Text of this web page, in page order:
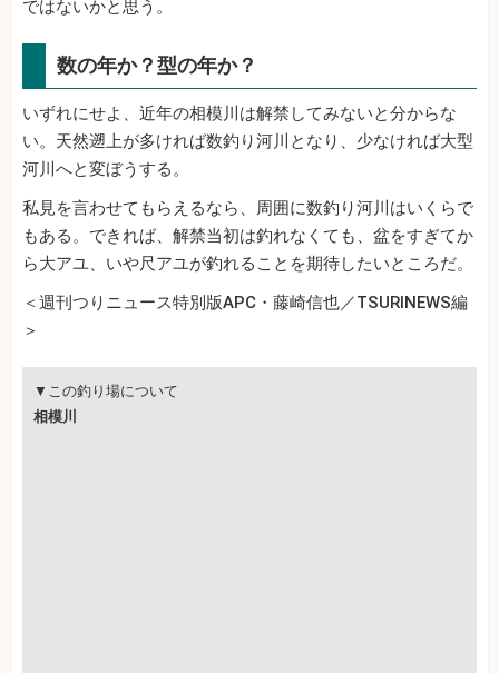
ではないかと思う。
数の年か？型の年か？
いずれにせよ、近年の相模川は解禁してみないと分からな
い。天然遡上が多ければ数釣り河川となり、少なければ大型
河川へと変ぼうする。
私見を言わせてもらえるなら、周囲に数釣り河川はいくらで
もある。できれば、解禁当初は釣れなくても、盆をすぎてか
ら大アユ、いや尺アユが釣れることを期待したいところだ。
＜週刊つりニュース特別版APC・藤崎信也／TSURINEWS編
＞
▼この釣り場について
相模川